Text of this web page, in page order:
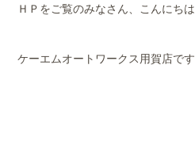
ＨＰをご覧のみなさん、こんにちは
ケーエムオートワークス用賀店で